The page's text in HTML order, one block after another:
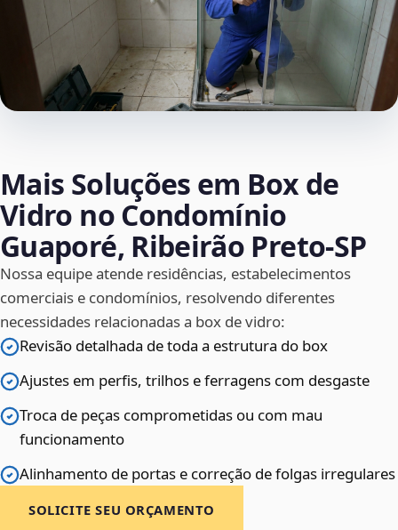
Mais Soluções em Box de
Vidro no Condomínio
Guaporé, Ribeirão Preto‑SP
Nossa equipe atende residências, estabelecimentos
comerciais e condomínios, resolvendo diferentes
necessidades relacionadas a box de vidro:
Revisão detalhada de toda a estrutura do box
Ajustes em perfis, trilhos e ferragens com desgaste
Troca de peças comprometidas ou com mau
funcionamento
Alinhamento de portas e correção de folgas irregulares
SOLICITE SEU ORÇAMENTO